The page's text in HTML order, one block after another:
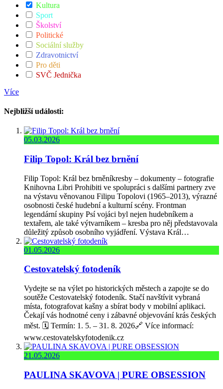
Kultura
Sport
Školství
Politické
Sociální služby
Zdravotnictví
Pro děti
SVČ Jednička
Více
Nejbližší události:
05.03.2026
Filip Topol: Král bez brnění
Filip Topol: Král bez brněníkresby – dokumenty – fotografie
Knihovna Libri Prohibiti ve spolupráci s dalšími partnery zve
na výstavu věnovanou Filipu Topolovi (1965–2013), výrazné
osobnosti české hudební a kulturní scény. Frontman
legendární skupiny Psí vojáci byl nejen hudebníkem a
textařem, ale také výtvarníkem – kresba pro něj představovala
důležitý způsob osobního vyjádření. Výstava Král…
01.05.2026
Cestovatelský fotodeník
Vydejte se na výlet po historických městech a zapojte se do
soutěže Cestovatelský fotodeník. Stačí navštívit vybraná
místa, fotografovat kašny a sbírat body v mobilní aplikaci.
Čekají vás hodnotné ceny i zábavné objevování krás českých
měst. 🗓️ Termín: 1. 5. – 31. 8. 2026🔗 Více informací:
www.cestovatelskyfotodenik.cz
21.05.2026
PAULINA SKAVOVA | PURE OBSESSION